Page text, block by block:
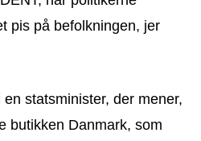
pis på befolkningen, jer
statsminister, der mener,
butikken Danmark, som